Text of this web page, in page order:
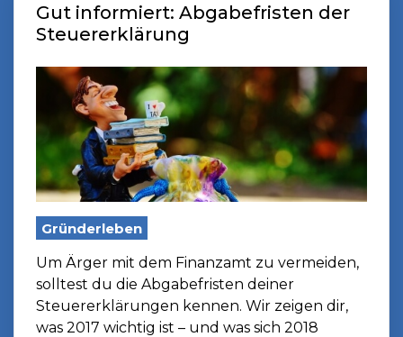
Gut informiert: Abgabefristen der
Steuererklärung
Gründerleben
Um Ärger mit dem Finanzamt zu vermeiden,
solltest du die Abgabefristen deiner
Steuererklärungen kennen. Wir zeigen dir,
was 2017 wichtig ist – und was sich 2018